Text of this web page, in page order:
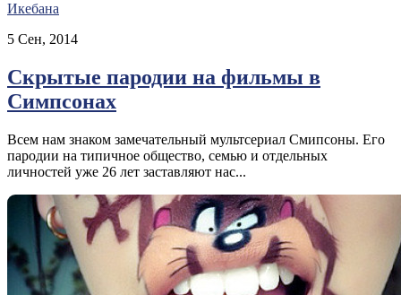
Икебана
5 Сен, 2014
Скрытые пародии на фильмы в
Симпсонах
Всем нам знаком замечательный мультсериал Смипсоны. Его
пародии на типичное общество, семью и отдельных
личностей уже 26 лет заставляют нас...